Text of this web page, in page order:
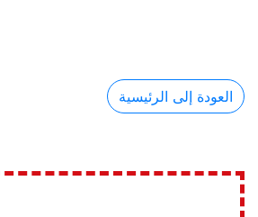
العودة إلى الرئيسية